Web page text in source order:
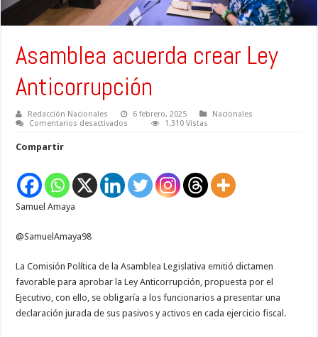
Asamblea acuerda crear Ley
Anticorrupción
Redacción Nacionales 6 febrero, 2025
Nacionales
Comentarios desactivados
1,310 Vistas
Compartir
Samuel Amaya
@SamuelAmaya98
La Comisión Política de la Asamblea Legislativa emitió dictamen
favorable para aprobar la Ley Anticorrupción, propuesta por el
Ejecutivo, con ello, se obligaría a los funcionarios a presentar una
declaración jurada de sus pasivos y activos en cada ejercicio fiscal.